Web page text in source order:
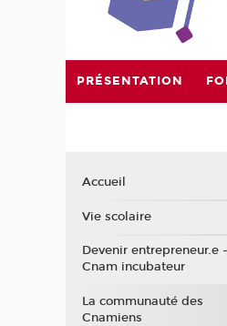
PRÉSENTATION
Accueil
Vie scolaire
Devenir entrepreneur.e -
Cnam incubateur
La communauté des
Cnamiens